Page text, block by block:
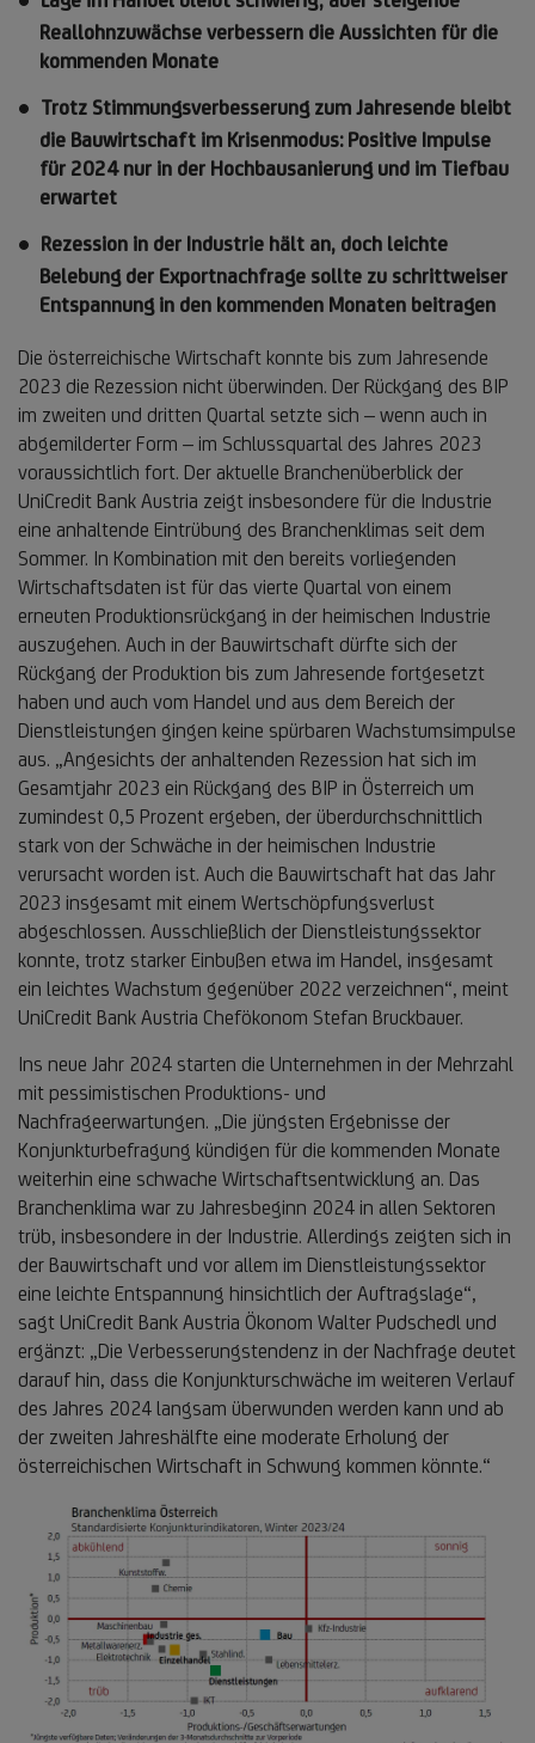
Reallohnzuwächse verbessern die Aussichten für die
kommenden Monate
Trotz Stimmungsverbesserung zum Jahresende bleibt
die Bauwirtschaft im Krisenmodus: Positive Impulse
für 2024 nur in der Hochbausanierung und im Tiefbau
erwartet
Rezession in der Industrie hält an, doch leichte
Belebung der Exportnachfrage sollte zu schrittweiser
Entspannung in den kommenden Monaten beitragen
Die österreichische Wirtschaft konnte bis zum Jahresende
2023 die Rezession nicht überwinden. Der Rückgang des BIP
im zweiten und dritten Quartal setzte sich – wenn auch in
abgemilderter Form – im Schlussquartal des Jahres 2023
voraussichtlich fort. Der aktuelle Branchenüberblick der
UniCredit Bank Austria zeigt insbesondere für die Industrie
eine anhaltende Eintrübung des Branchenklimas seit dem
Sommer. In Kombination mit den bereits vorliegenden
Wirtschaftsdaten ist für das vierte Quartal von einem
erneuten Produktionsrückgang in der heimischen Industrie
auszugehen. Auch in der Bauwirtschaft dürfte sich der
Rückgang der Produktion bis zum Jahresende fortgesetzt
haben und auch vom Handel und aus dem Bereich der
Dienstleistungen gingen keine spürbaren Wachstumsimpulse
aus. „Angesichts der anhaltenden Rezession hat sich im
Gesamtjahr 2023 ein Rückgang des BIP in Österreich um
zumindest 0,5 Prozent ergeben, der überdurchschnittlich
stark von der Schwäche in der heimischen Industrie
verursacht worden ist. Auch die Bauwirtschaft hat das Jahr
2023 insgesamt mit einem Wertschöpfungsverlust
abgeschlossen. Ausschließlich der Dienstleistungssektor
konnte, trotz starker Einbußen etwa im Handel, insgesamt
ein leichtes Wachstum gegenüber 2022 verzeichnen“, meint
UniCredit Bank Austria Chefökonom Stefan Bruckbauer.
Ins neue Jahr 2024 starten die Unternehmen in der Mehrzahl
mit pessimistischen Produktions- und
Nachfrageerwartungen. „Die jüngsten Ergebnisse der
Konjunkturbefragung kündigen für die kommenden Monate
weiterhin eine schwache Wirtschaftsentwicklung an. Das
Branchenklima war zu Jahresbeginn 2024 in allen Sektoren
trüb, insbesondere in der Industrie. Allerdings zeigten sich in
der Bauwirtschaft und vor allem im Dienstleistungssektor
eine leichte Entspannung hinsichtlich der Auftragslage“,
sagt UniCredit Bank Austria Ökonom Walter Pudschedl und
ergänzt: „Die Verbesserungstendenz in der Nachfrage deutet
darauf hin, dass die Konjunkturschwäche im weiteren Verlauf
des Jahres 2024 langsam überwunden werden kann und ab
der zweiten Jahreshälfte eine moderate Erholung der
österreichischen Wirtschaft in Schwung kommen könnte.“